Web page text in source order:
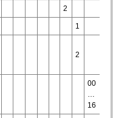
2
1
2
00
…
16